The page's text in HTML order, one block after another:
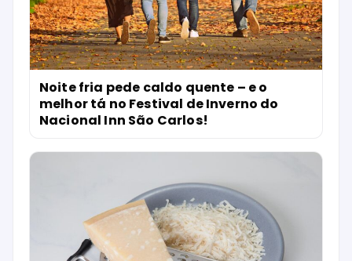
Noite fria pede caldo quente – e o
melhor tá no Festival de Inverno do
Nacional Inn São Carlos!